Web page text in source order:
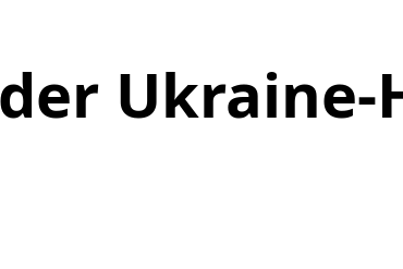
Ukraine-